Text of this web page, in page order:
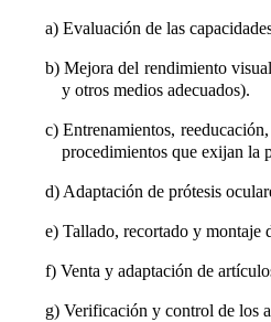
a) Evaluación de las
b) Mejora del rendimiento
y otros medios adecuados).
c) Entrenamientos,
procedimientos que exijan la
d) Adaptación de prótesis
e) Tallado, recortado y montaje
f) Venta y adaptación de
g) Verificación y control de los